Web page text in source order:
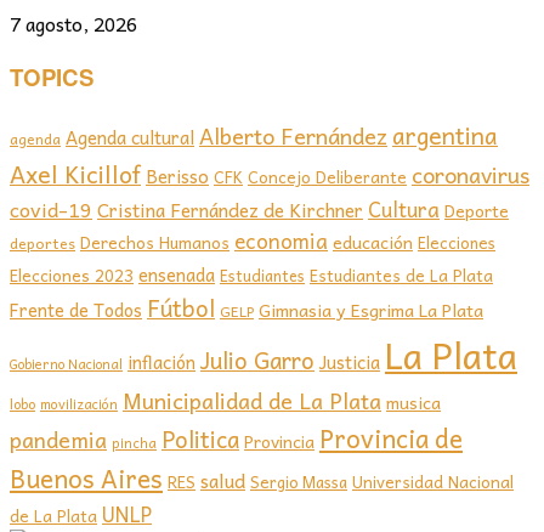
7 agosto, 2026
TOPICS
agenda Agenda culturalAlberto Fernández argentina
Axel Kicillof Berisso CFKConcejo Deliberante coronavirus
covid-19 Cristina Fernández de Kirchner Cultura Deporte
deportes Derechos Humanos economia educación Elecciones
Elecciones 2023 ensenada Estudiantes Estudiantes de La Plata
Frente de Todos Fútbol GELP Gimnasia y Esgrima La Plata
Gobierno Nacional inflación Julio Garro Justicia La Plata
lobo movilización Municipalidad de La Plata musica
pandemia pincha PoliticaProvincia Provincia de
Buenos Aires RES saludSergio MassaUniversidad Nacional
de La Plata UNLP